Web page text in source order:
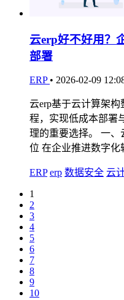
云erp好不好用？
部署
ERP • 2026-02-09
云erp基于云计算架
程，实现低成本部署
理的重要选择。 一、
位 在企业推进数字化
ERP erp 数据安全 云
1
2
3
4
5
6
7
8
9
10